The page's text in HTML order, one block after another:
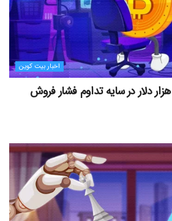
اخبار بیت کوین
سقوط بیت‌کوین به ۶۲ هزار دلار در سایه تداوم فشار فروش